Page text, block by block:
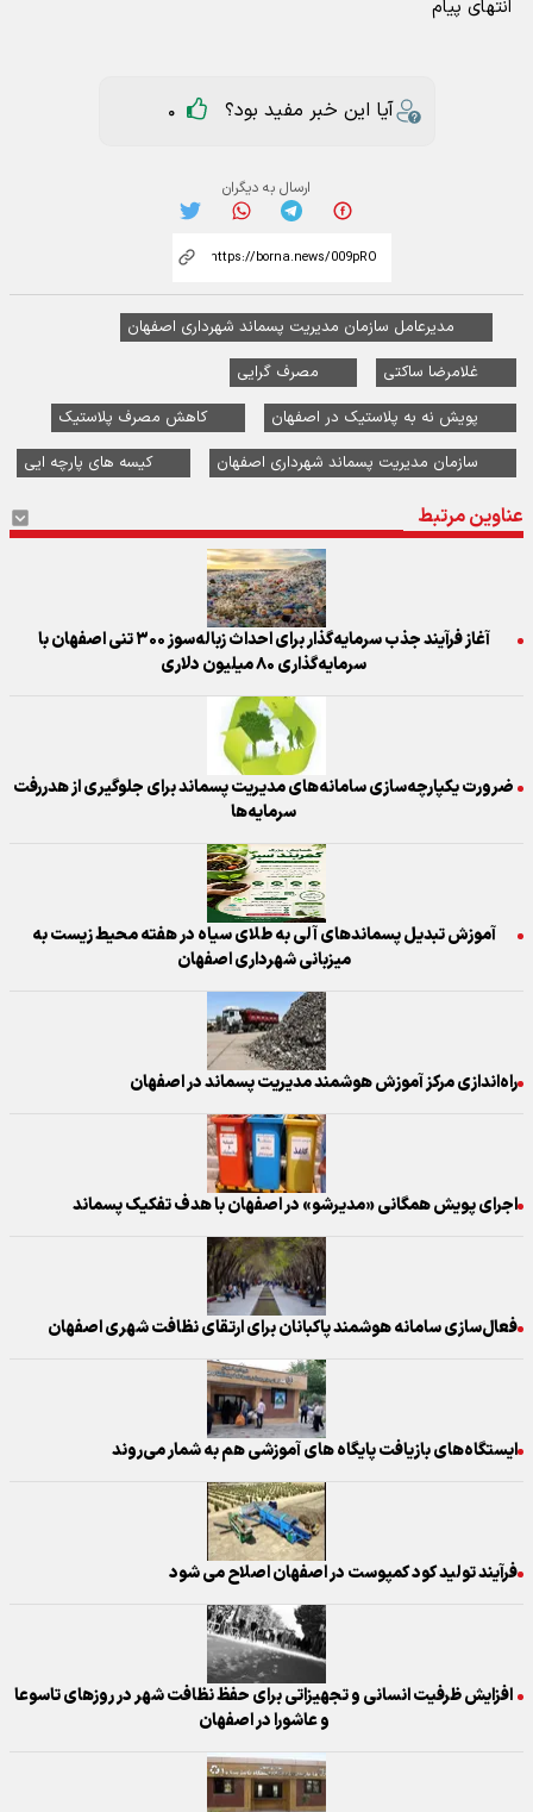
انتهای پیام
آیا این خبر مفید بود؟ 0
ارسال به دیگران
مدیرعامل سازمان مدیریت پسماند شهرداری اصفهان
غلامرضا ساکتی
مصرف گرایی
پویش نه به پلاستیک در اصفهان
کاهش مصرف پلاستیک
سازمان مدیریت پسماند شهرداری اصفهان
کیسه های پارچه ایی
عناوین مرتبط
آغاز فرآیند جذب سرمایه‌گذار برای احداث زباله‌سوز ۳۰۰ تنی اصفهان با
سرمایه‌گذاری ۸۰ میلیون دلاری
ضرورت یکپارچه‌سازی سامانه‌های مدیریت پسماند برای جلوگیری از هدررفت
سرمایه‌ها
آموزش تبدیل پسماندهای آلی به طلای سیاه در هفته محیط زیست به
میزبانی شهرداری اصفهان
راه‌اندازی مرکز آموزش هوشمند مدیریت پسماند در اصفهان
اجرای پویش همگانی «مدیرشو» در اصفهان با هدف تفکیک پسماند
فعال‌سازی سامانه هوشمند پاکبانان برای ارتقای نظافت شهری اصفهان
ایستگاه‌های بازیافت پایگاه های آموزشی هم به شمار می‌روند
​فرآیند تولید کود کمپوست در اصفهان اصلاح می شود
افزایش ظرفیت انسانی و تجهیزاتی برای حفظ نظافت شهر در روزهای تاسوعا
و عاشورا در اصفهان